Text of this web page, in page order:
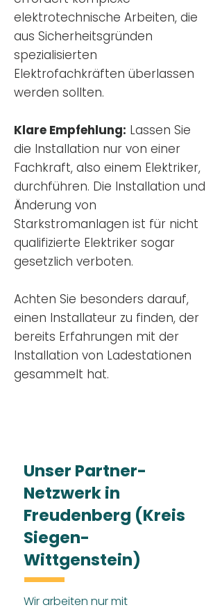
elektrotechnische Arbeiten, die
aus Sicherheitsgründen
spezialisierten
Elektrofachkräften überlassen
werden sollten.
Klare Empfehlung: Lassen Sie
die Installation nur von einer
Fachkraft, also einem Elektriker,
durchführen. Die Installation und
Änderung von
Starkstromanlagen ist für nicht
qualifizierte Elektriker sogar
gesetzlich verboten.
Achten Sie besonders darauf,
einen Installateur zu finden, der
bereits Erfahrungen mit der
Installation von Ladestationen
gesammelt hat.
Unser Partner-
Netzwerk in
Freudenberg (Kreis
Siegen-
Wittgenstein)
Wir arbeiten nur mit